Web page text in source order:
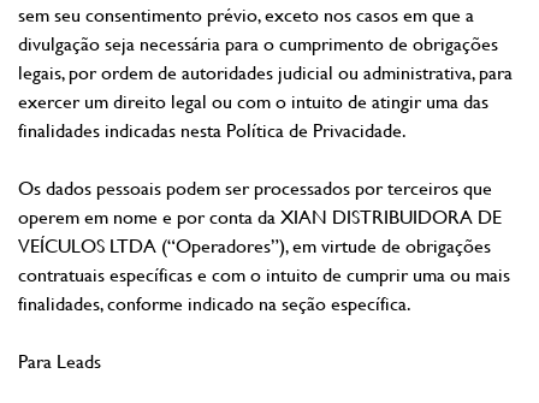
sem seu consentimento prévio, exceto nos casos em que a
divulgação seja necessária para o cumprimento de obrigações
legais, por ordem de autoridades judicial ou administrativa, para
exercer um direito legal ou com o intuito de atingir uma das
finalidades indicadas nesta Política de Privacidade.
Os dados pessoais podem ser processados por terceiros que
operem em nome e por conta da XIAN DISTRIBUIDORA DE
VEÍCULOS LTDA (“Operadores”), em virtude de obrigações
contratuais específicas e com o intuito de cumprir uma ou mais
finalidades, conforme indicado na seção específica.
Para Leads